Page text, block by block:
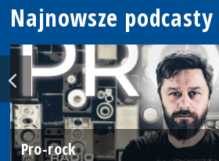
Najnowsze podcasty
Pro-rock